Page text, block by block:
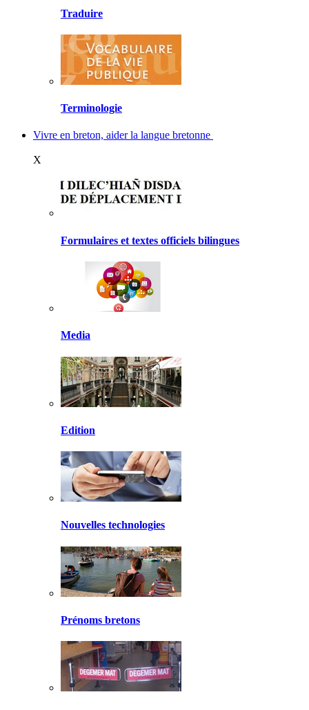
Traduire
Terminologie
Vivre en breton, aider la langue bretonne
X
Formulaires et textes officiels bilingues
Media
Edition
Nouvelles technologies
Prénoms bretons